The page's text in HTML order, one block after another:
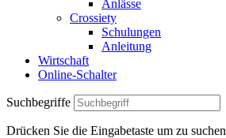
Anlässe
Crossiety
Schulungen
Anleitung
Wirtschaft
Online-Schalter
Suchbegriffe
Drücken Sie die Eingabetaste um zu suchen